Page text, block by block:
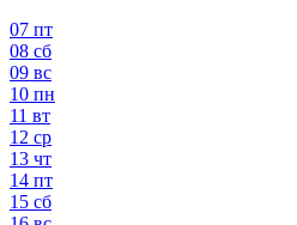
07 пт
08 сб
09 вс
10 пн
11 вт
12 ср
13 чт
14 пт
15 сб